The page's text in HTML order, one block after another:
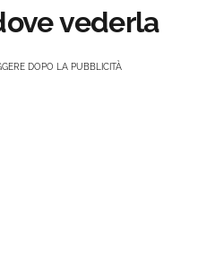
vederla
DOPO LA PUBBLICITÀ